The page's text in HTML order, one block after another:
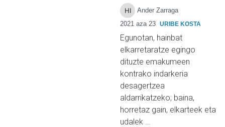
Ander Zarraga
2021 aza 23 URIBE KOSTA
Egunotan, hainbat
elkarretaratze egingo
dituzte emakumeen
kontrako indarkeria
desagertzea
aldarrikatzeko; baina,
horretaz gain, elkarteek eta
udalek …